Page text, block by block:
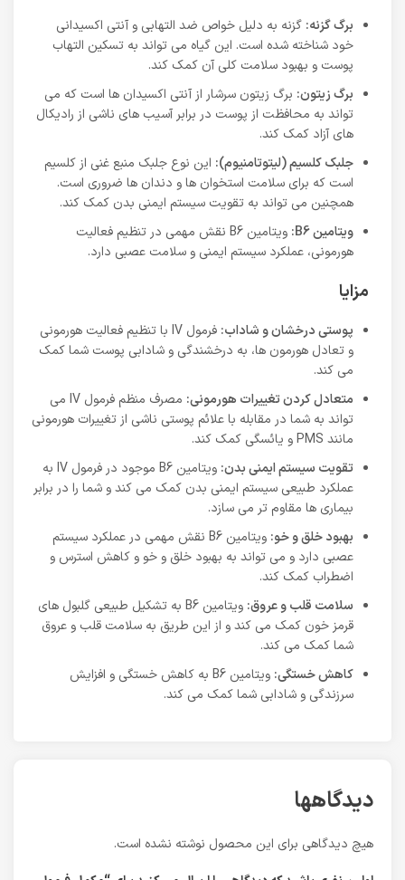
برگ گزنه: گزنه به دلیل خواص ضد التهابی و آنتی اکسیدانی
خود شناخته شده است. این گیاه می تواند به تسکین التهاب
پوست و بهبود سلامت کلی آن کمک کند.
برگ زیتون: برگ زیتون سرشار از آنتی اکسیدان ها است که می
تواند به محافظت از پوست در برابر آسیب های ناشی از رادیکال
های آزاد کمک کند.
جلبک کلسیم (لیتوتامنیوم): این نوع جلبک منبع غنی از کلسیم
است که برای سلامت استخوان ها و دندان ها ضروری است.
همچنین می تواند به تقویت سیستم ایمنی بدن کمک کند.
ویتامین B6:
ویتامین B6 نقش مهمی در تنظیم فعالیت
هورمونی، عملکرد سیستم ایمنی و سلامت عصبی دارد.
مزایا
پوستی درخشان و شاداب:
فرمول IV با تنظیم فعالیت هورمونی
و تعادل هورمون ها، به درخشندگی و شادابی پوست شما کمک
می کند.
متعادل کردن تغییرات هورمونی:
مصرف منظم فرمول IV می
تواند به شما در مقابله با علائم پوستی ناشی از تغییرات هورمونی
مانند PMS و یائسگی کمک کند.
تقویت سیستم ایمنی بدن:
ویتامین B6 موجود در فرمول IV به
عملکرد طبیعی سیستم ایمنی بدن کمک می کند و شما را در برابر
بیماری ها مقاوم تر می سازد.
بهبود خلق و خو:
ویتامین B6 نقش مهمی در عملکرد سیستم
عصبی دارد و می تواند به بهبود خلق و خو و کاهش استرس و
اضطراب کمک کند.
سلامت قلب و عروق:
ویتامین B6 به تشکیل طبیعی گلبول های
قرمز خون کمک می کند و از این طریق به سلامت قلب و عروق
شما کمک می کند.
کاهش خستگی:
ویتامین B6 به کاهش خستگی و افزایش
سرزندگی و شادابی شما کمک می کند.
دیدگاهها
هیچ دیدگاهی برای این محصول نوشته نشده است.